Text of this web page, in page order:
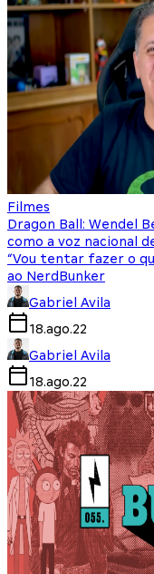
Filmes
Dragon Ball: Wendel
como a voz nacional
“Vou tentar fazer o
ao NerdBunker
Gabriel Avila
18.ago.22
Gabriel Avila
18.ago.22